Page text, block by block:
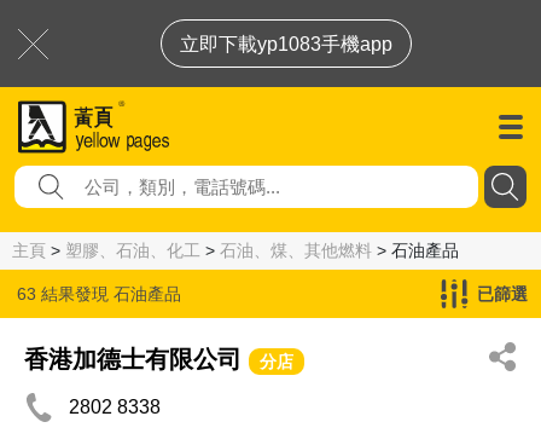
立即下載yp1083手機app
主頁 > 塑膠、石油、化工 > 石油、煤、其他燃料 > 石油產品
63 結果發現 石油產品 已篩選
香港加德士有限公司 分店
2802 8338